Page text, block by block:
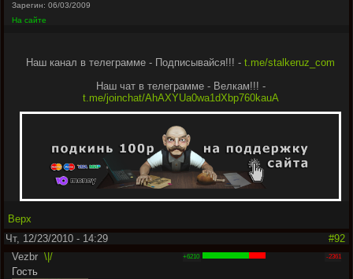
Зарегин: 06/03/2009
На сайте
Наш канал в телеграмме - Подписывайся!!! - t.me/stalkeruz_com
Наш чат в телеграмме - Велкам!!! -
t.me/joinchat/AhAXYUa0wa1dXbp760kauA
Верх
Чт, 12/23/2010 - 14:29
#92
Vezbr \|/
Гость
+6210 -2361